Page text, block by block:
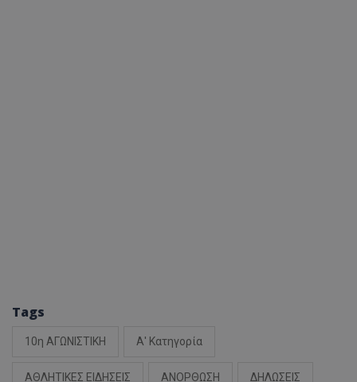
Tags
10η ΑΓΩΝΙΣΤΙΚΗ Α' Κατηγορία
ΑΘΛΗΤΙΚΕΣ ΕΙΔΗΣΕΙΣ ΑΝΟΡΘΩΣΗ ΔΗΛΩΣΕΙΣ